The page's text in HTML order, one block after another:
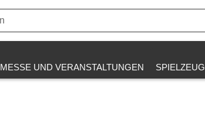
MESSE UND VERANSTALTUNGEN SPIELZEUG